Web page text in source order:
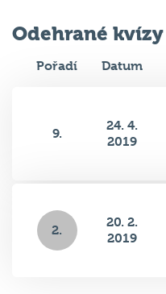
Odehrané kvízy
Pořadí Datum
9.
24. 4.
2019
2.
20. 2.
2019